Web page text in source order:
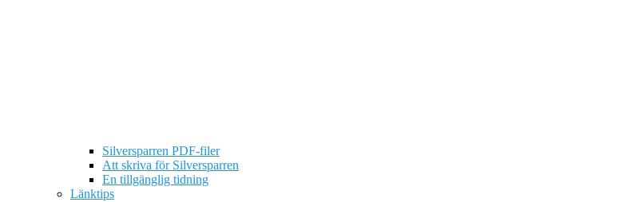
Silversparren PDF-filer
Att skriva för Silversparren
En tillgänglig tidning
Länktips